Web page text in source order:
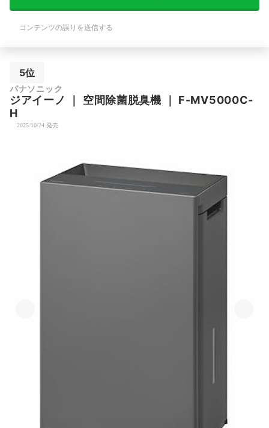
コンテンツの誤りを送信する
5位
パナソニック
ジアイーノ 空間除菌脱臭機
F-MV5000C-
H
2025/10/24 発売